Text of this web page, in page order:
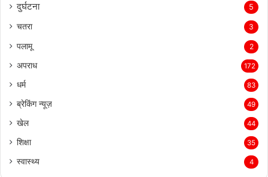
दुर्घटना 5
चतरा 3
पलामू 2
अपराध 172
धर्म 83
ब्रेकिंग न्यूज़ 49
खेल 44
शिक्षा 35
स्वास्थ्य 4